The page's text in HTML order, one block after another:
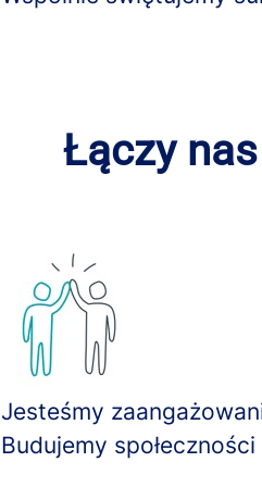
Łączy
Jesteśmy
Budujemy społeczności